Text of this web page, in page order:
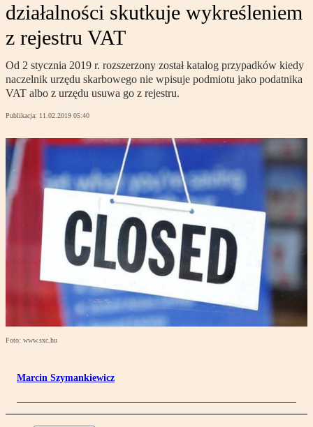
działalności skutkuje wykreśleniem
z rejestru VAT
Od 2 stycznia 2019 r. rozszerzony został katalog przypadków kiedy
naczelnik urzędu skarbowego nie wpisuje podmiotu jako podatnika
VAT albo z urzędu usuwa go z rejestru.
Publikacja: 11.02.2019 05:40
Foto: www.sxc.hu
Marcin Szymankiewicz